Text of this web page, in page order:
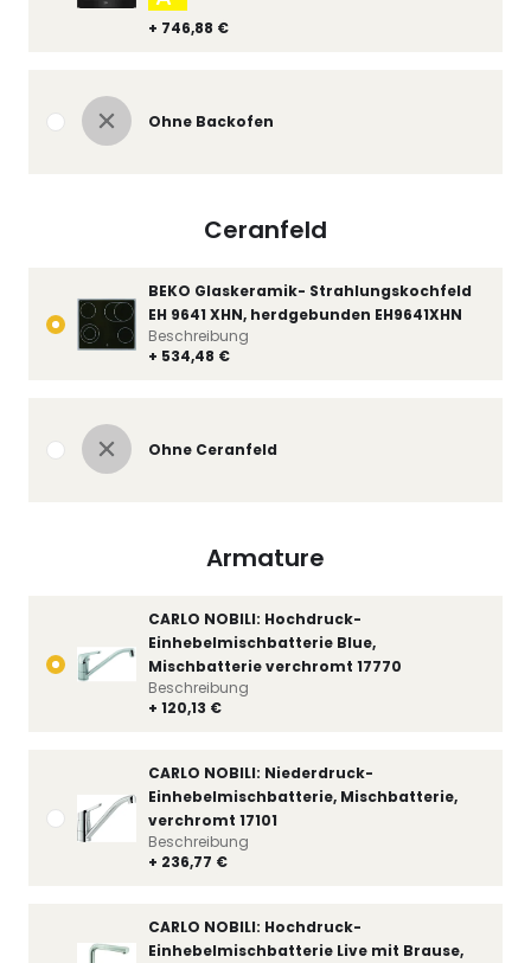
+ 746,88 €
Ohne Backofen
Ceranfeld
BEKO Glaskeramik- Strahlungskochfeld
EH 9641 XHN, herdgebunden EH9641XHN
+ 534,48 €
Beschreibung
Ohne Ceranfeld
Armature
CARLO NOBILI: Hochdruck-
Einhebelmischbatterie Blue,
Mischbatterie verchromt 17770
+ 120,13 €
Beschreibung
CARLO NOBILI: Niederdruck-
Einhebelmischbatterie, Mischbatterie,
verchromt 17101
+ 236,77 €
Beschreibung
CARLO NOBILI: Hochdruck-
Einhebelmischbatterie Live mit Brause,